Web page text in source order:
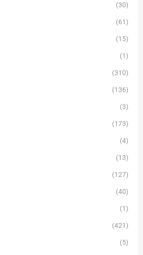
(30)
(61)
(15)
(1)
(310)
(136)
(3)
(173)
(4)
(13)
(127)
(40)
(1)
(421)
(5)